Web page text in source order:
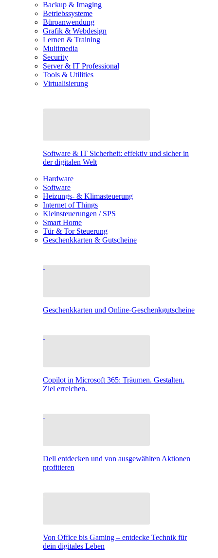
Backup & Imaging
Betriebssysteme
Büroanwendung
Grafik & Webdesign
Lernen & Training
Multimedia
Security
Server & IT Professional
Tools & Utilities
Virtualisierung
Software & IT Sicherheit: effektiv und sicher in
der digitalen Welt
Hardware
Software
Heizungs- & Klimasteuerung
Internet of Things
Kleinsteuerungen / SPS
Smart Home
Tür & Tor Steuerung
Geschenkkarten & Gutscheine
Geschenkkarten und Online-Geschenkgutscheine
Copilot in Microsoft 365: Träumen. Gestalten.
Ziel erreichen.
Dell entdecken und von ausgewählten Aktionen
profitieren
Von Office bis Gaming – entdecke Technik für
dein digitales Leben